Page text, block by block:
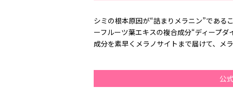
シミの根本原因が“詰まりメラニン”である
ーフルーツ葉エキスの複合成分“ディープ
成分を素早くメラノサイトまで届けて、メ
公